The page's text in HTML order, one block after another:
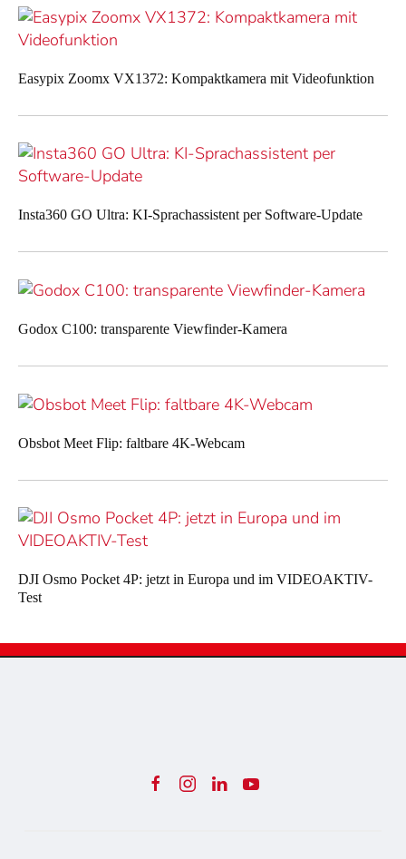
Easypix Zoomx VX1372: Kompaktkamera mit Videofunktion
Insta360 GO Ultra: KI-Sprachassistent per Software-Update
Godox C100: transparente Viewfinder-Kamera
Obsbot Meet Flip: faltbare 4K-Webcam
DJI Osmo Pocket 4P: jetzt in Europa und im VIDEOAKTIV-
Test